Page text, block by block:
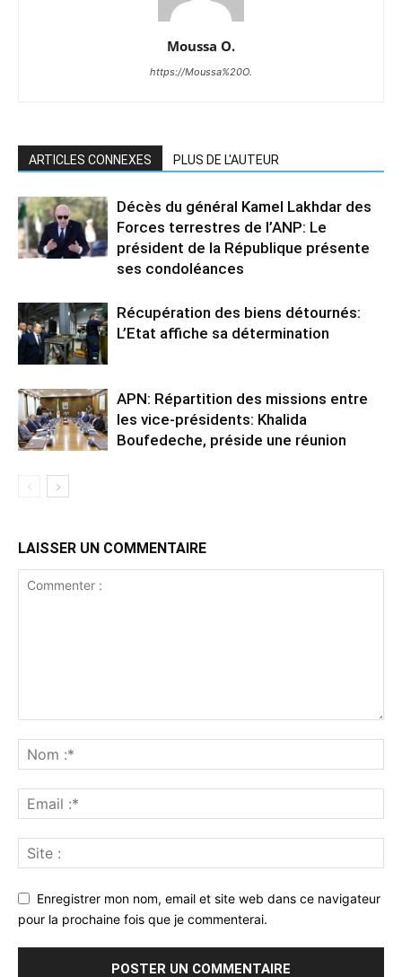
Moussa O.
https://Moussa%20O.
ARTICLES CONNEXES PLUS DE L'AUTEUR
Décès du général Kamel Lakhdar des
Forces terrestres de l’ANP: Le
président de la République présente
ses condoléances
Récupération des biens détournés:
L’Etat affiche sa détermination
APN: Répartition des missions entre
les vice-présidents: Khalida
Boufedeche, préside une réunion
LAISSER UN COMMENTAIRE
Enregistrer mon nom, email et site web dans ce navigateur
pour la prochaine fois que je commenterai.